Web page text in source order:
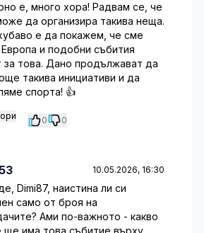
е, много хора! Радвам се, че
да организира такива неща.
е да покажем, че сме
и подобни събития
за това. Дано продължават да
такива инициативи и да
спорта! 👍
0 0
10.05.2026, 16:30
Dimi87, наистина ли си
само от броя на
Ами по-важното - какво
ще има това събитие върху